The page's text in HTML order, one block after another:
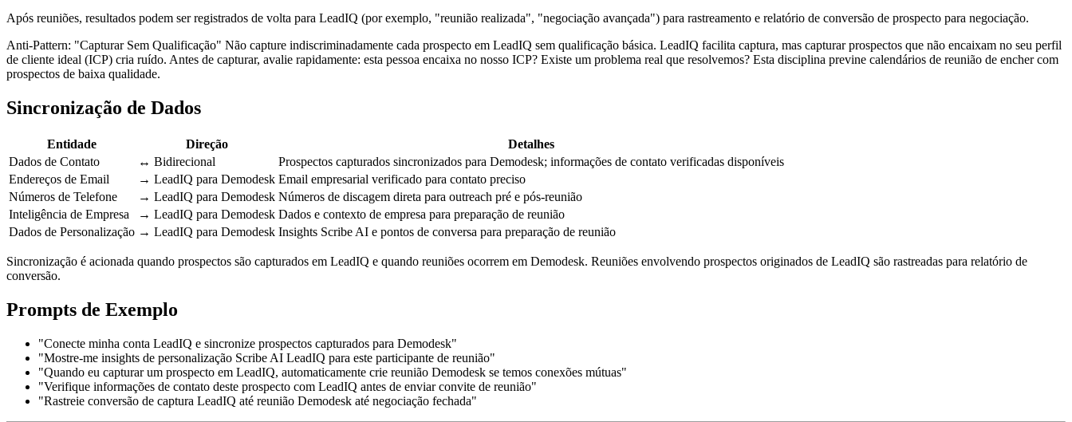
Após reuniões, resultados podem ser registrados de volta para LeadIQ (por exemplo, "reunião realizada", "negociação avançada") para rastreamento e relatório de conversão de prospecto para negociação.
Anti-Pattern: "Capturar Sem Qualificação" Não capture indiscriminadamente cada prospecto em LeadIQ sem qualificação básica. LeadIQ facilita captura, mas capturar prospectos que não encaixam no seu perfil
de cliente ideal (ICP) cria ruído. Antes de capturar, avalie rapidamente: esta pessoa encaixa no nosso ICP? Existe um problema real que resolvemos? Esta disciplina previne calendários de reunião de encher com
prospectos de baixa qualidade.
Sincronização de Dados
Entidade Direção
Detalhes
Dados de Contato
↔ Bidirecional
Prospectos capturados sincronizados para Demodesk; informações de contato verificadas disponíveis
Endereços de Email
→ LeadIQ para Demodesk Email empresarial verificado para contato preciso
Números de Telefone
→ LeadIQ para Demodesk Números de discagem direta para outreach pré e pós-reunião
Inteligência de Empresa
→ LeadIQ para Demodesk Dados e contexto de empresa para preparação de reunião
Dados de Personalização → LeadIQ para Demodesk Insights Scribe AI e pontos de conversa para preparação de reunião
Sincronização é acionada quando prospectos são capturados em LeadIQ e quando reuniões ocorrem em Demodesk. Reuniões envolvendo prospectos originados de LeadIQ são rastreadas para relatório de
conversão.
Prompts de Exemplo
"Conecte minha conta LeadIQ e sincronize prospectos capturados para Demodesk"
"Mostre-me insights de personalização Scribe AI LeadIQ para este participante de reunião"
"Quando eu capturar um prospecto em LeadIQ, automaticamente crie reunião Demodesk se temos conexões mútuas"
"Verifique informações de contato deste prospecto com LeadIQ antes de enviar convite de reunião"
"Rastreie conversão de captura LeadIQ até reunião Demodesk até negociação fechada"